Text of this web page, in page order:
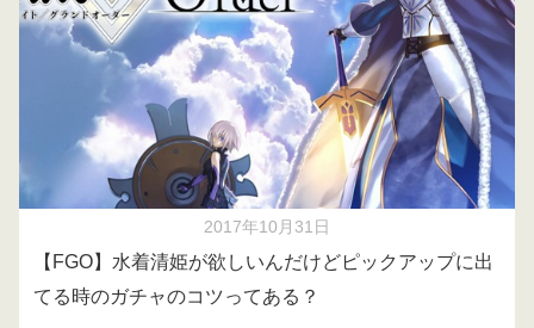
2017年10月31日
【FGO】水着清姫が欲しいんだけどピックアップに出
てる時のガチャのコツってある？